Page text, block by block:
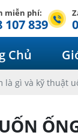
miễn phí:
107 839
Chủ
là gì và kỹ thuật
UỐN